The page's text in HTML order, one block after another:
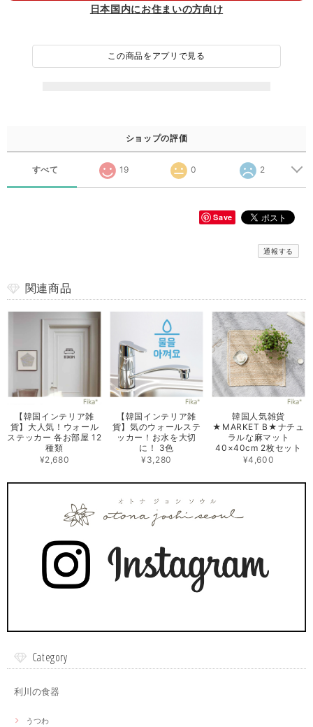
日本国内にお住まいの方向け
この商品をアプリで見る
ショップの評価
すべて 19 0 2
Save
通報する
関連商品
【韓国インテリア雑
貨】大人気！ウォール
ステッカー 各お部屋 12
種類
¥2,680
【韓国インテリア雑
貨】気のウォールステ
ッカー！お水を大切
に！ 3色
¥3,280
韓国人気雑貨
★MARKET B★ナチュ
ラルな麻マット
40×40cm 2枚セット
¥4,600
Category
利川の食器
うつわ